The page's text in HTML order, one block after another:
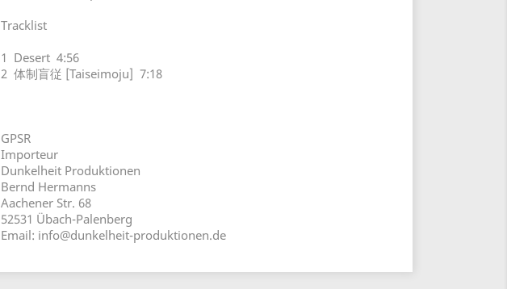
Tracklist
1 Desert 4:56
2 体制盲従 [Taiseimoju] 7:18
GPSR
Importeur
Dunkelheit Produktionen
Bernd Hermanns
Aachener Str. 68
52531 Übach-Palenberg
Email: info@dunkelheit-produktionen.de